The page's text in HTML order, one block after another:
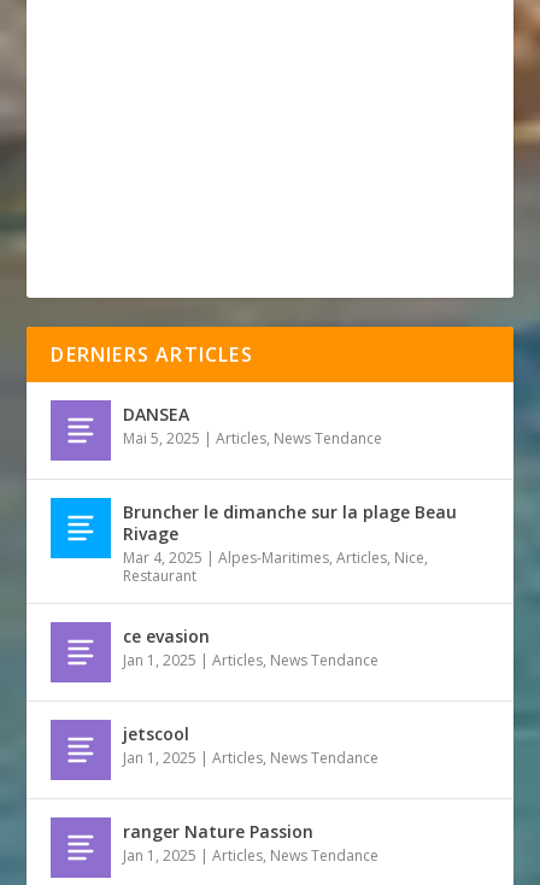
DERNIERS ARTICLES
DANSEA
Mai 5, 2025 |Articles, News Tendance
Bruncher le dimanche sur la plage Beau
Rivage
Mar 4, 2025 |Alpes-Maritimes,Articles, Nice,
Restaurant
ce evasion
Jan 1, 2025 |Articles, News Tendance
jetscool
Jan 1, 2025 |Articles, News Tendance
ranger Nature Passion
Jan 1, 2025 |Articles, News Tendance